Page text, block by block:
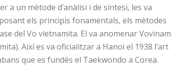
a un mètode d’anàlisi i de síntesi, les va
els principis fonamentals, els mètodes
del Vo vietnamita. El va anomenar Vovinam
Així es va oficialitzar a Hanoi el 1938 l’art
que es fundés el Taekwondo a Corea.